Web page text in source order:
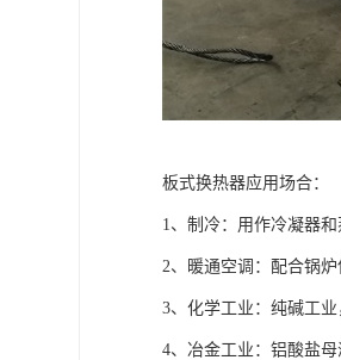
板式换热器应用场合：
1、制冷：用作冷凝器和
2、暖通空调：配合锅
3、化学工业：纯碱工
4、冶金工业：铝酸盐母